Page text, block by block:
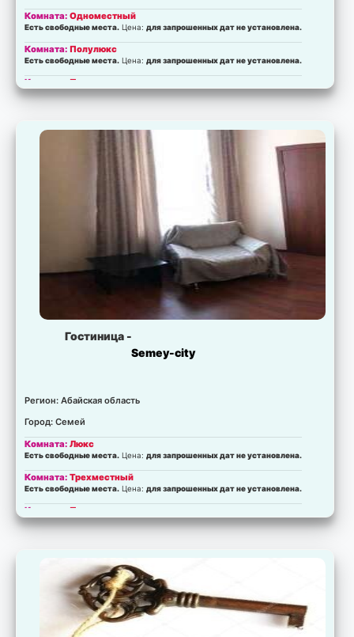
Комната:Одноместный
Есть свободные места. Цена:для запрошенных дат не установлена.
Комната:Полулюкс
Есть свободные места. Цена:для запрошенных дат не установлена.
Комната:Полулюкс
Есть свободные места.Цена:для запрошенных дат не установлена.
Гостиница -
Semey-city
Регион: Абайская область
Город: Семей
Комната:Люкс
Есть свободные места. Цена:для запрошенных дат не установлена.
Комната:Трехместный
Есть свободные места. Цена:для запрошенных дат не установлена.
Комната:Полулюкс
Комната:стандарт
Есть свободные места.Цена:для запрошенных дат не установлена.